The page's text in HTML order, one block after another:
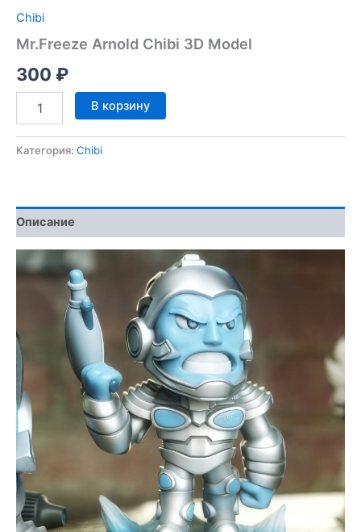
Chibi
Mr.Freeze Arnold Chibi 3D Model
300 ₽
Количество
товара
Arnold
В корзину
Категория: Chibi
Описание